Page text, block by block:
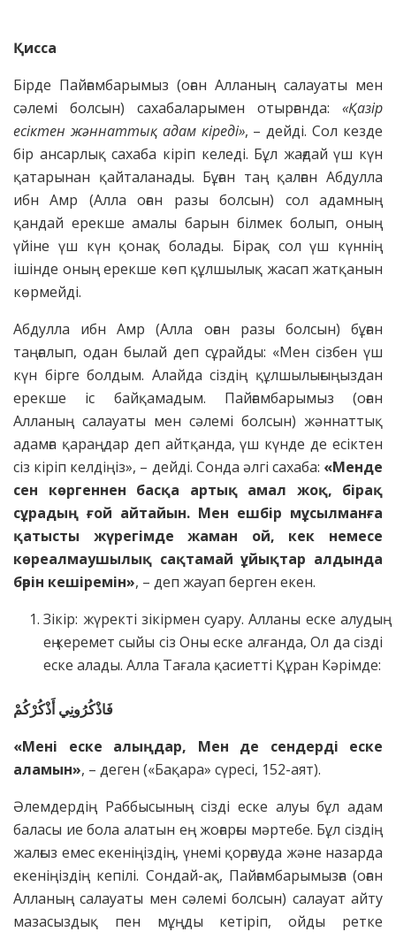
Қисса
Бірде Пайғамбарымыз (оған Алланың салауаты мен
сәлемі болсын) сахабаларымен отырғанда: «Қазір
есіктен жәннаттық адам кіреді», – дейді. Сол кезде
бір ансарлық сахаба кіріп келеді. Бұл жағдай үш күн
қатарынан қайталанады. Бұған таң қалған Абдулла
ибн Амр (Алла оған разы болсын) сол адамның
қандай ерекше амалы барын білмек болып, оның
үйіне үш күн қонақ болады. Бірақ сол үш күннің
ішінде оның ерекше көп құлшылық жасап жатқанын
көрмейді.
Абдулла ибн Амр (Алла оған разы болсын) бұған
таңғалып, одан былай деп сұрайды: «Мен сізбен үш
күн бірге болдым. Алайда сіздің құлшылығыңыздан
ерекше іс байқамадым. Пайғамбарымыз (оған
Алланың салауаты мен сәлемі болсын) жәннаттық
адамға қараңдар деп айтқанда, үш күнде де есіктен
сіз кіріп келдіңіз», – дейді. Сонда әлгі сахаба: «Менде
сен көргеннен басқа артық амал жоқ, бірақ
сұрадың ғой айтайын. Мен ешбір мұсылманға
қатысты жүрегімде жаман ой, кек немесе
көреалмаушылық сақтамай ұйықтар алдында
бәрін кешіремін», – деп жауап берген екен.
Зікір: жүректі зікірмен суару. Алланы еске алудың
ең керемет сыйы сіз Оны еске алғанда, Ол да сізді
еске алады. Алла Тағала қасиетті Құран Кәрімде:
فَاذْكُرُونِي أَذْكُرْكُمْ
«Мені еске алыңдар, Мен де сендерді еске
аламын», – деген («Бақара» сүресі, 152-аят).
Әлемдердің Раббысының сізді еске алуы бұл адам
баласы ие бола алатын ең жоғарғы мәртебе. Бұл сіздің
жалғыз емес екеніңіздің, үнемі қорғауда және назарда
екеніңіздің кепілі. Сондай-ақ, Пайғамбарымызға (оған
Алланың салауаты мен сәлемі болсын) салауат айту
мазасыздық пен мұңды кетіріп, ойды ретке